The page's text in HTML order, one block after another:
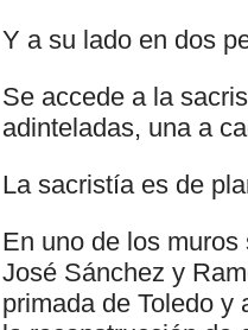
Y a su lado en dos
Se accede a la
adinteladas, una a
La sacristía es de
En uno de los
José Sánchez y
primada de Toledo y